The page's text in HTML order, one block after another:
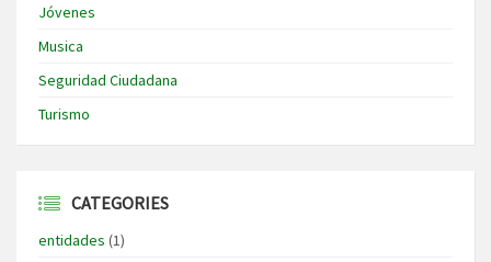
Jóvenes
Musica
Seguridad Ciudadana
Turismo
CATEGORIES
entidades (1)